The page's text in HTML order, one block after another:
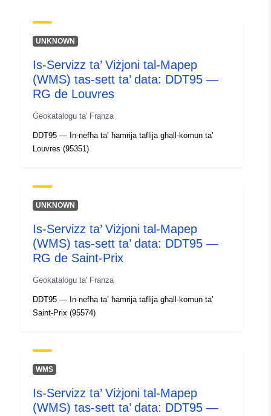
Riżorsa:
http://inspire.ec.europa.eu/
codelist/SpatialDataServiceType/
UNKNOWN
Is-Servizz ta’ Viżjoni tal-Mapep
(WMS) tas-sett ta’ data: DDT95 —
RG de Louvres
Ġeokatalogu ta' Franza
DDT95 — In-nefħa ta’ ħamrija taflija għall-komun ta’
Louvres (95351)
UNKNOWN
Is-Servizz ta’ Viżjoni tal-Mapep
(WMS) tas-sett ta’ data: DDT95 —
RG de Saint-Prix
Ġeokatalogu ta' Franza
DDT95 — In-nefħa ta’ ħamrija taflija għall-komun ta’
Saint-Prix (95574)
WMS
Is-Servizz ta’ Viżjoni tal-Mapep
(WMS) tas-sett ta’ data: DDT95 —